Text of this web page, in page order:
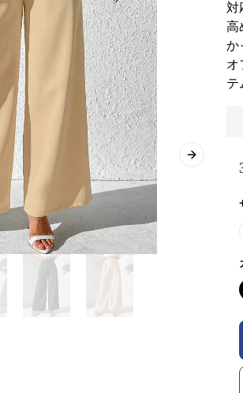
Next slide
対
高
か
オ
テ